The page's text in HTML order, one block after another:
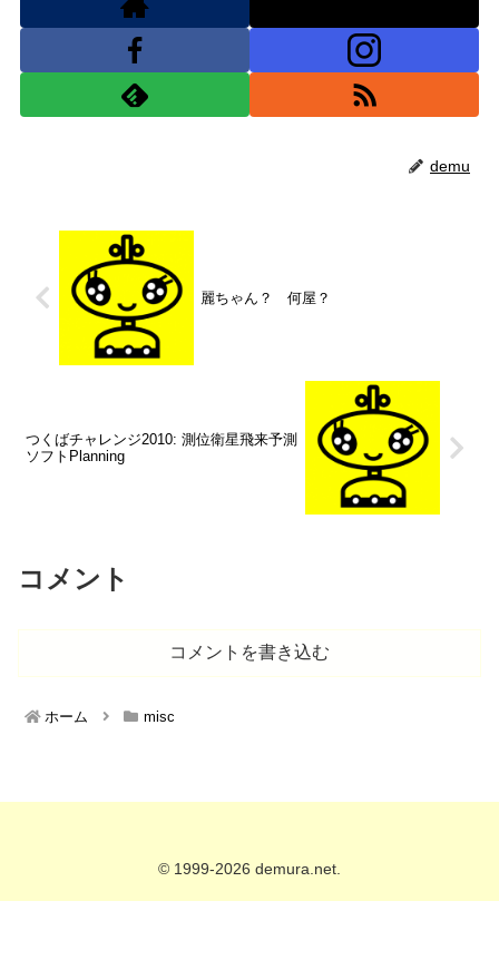
demu
麗ちゃん？ 何屋？
つくばチャレンジ2010: 測位衛星飛来予測
ソフトPlanning
コメント
コメントを書き込む
ホーム misc
© 1999-2026 demura.net.